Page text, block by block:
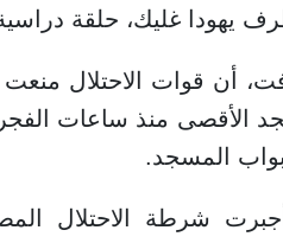
يهودا غليك، حلقة
الأقصى منذ ساعات
المسجد.
شرطة الاحتلال